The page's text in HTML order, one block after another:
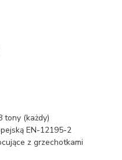
tony (każdy)
EN-12195-2
z grzechotkami